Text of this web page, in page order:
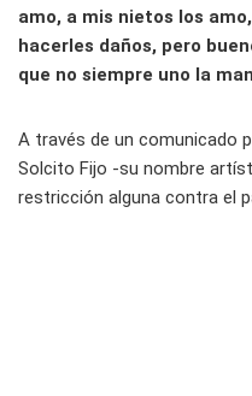
amo, a mis nietos los
hacerles daños, pero
que no siempre uno la
A través de un comunicado
Solcito Fijo -su nombre
restricción alguna contra el